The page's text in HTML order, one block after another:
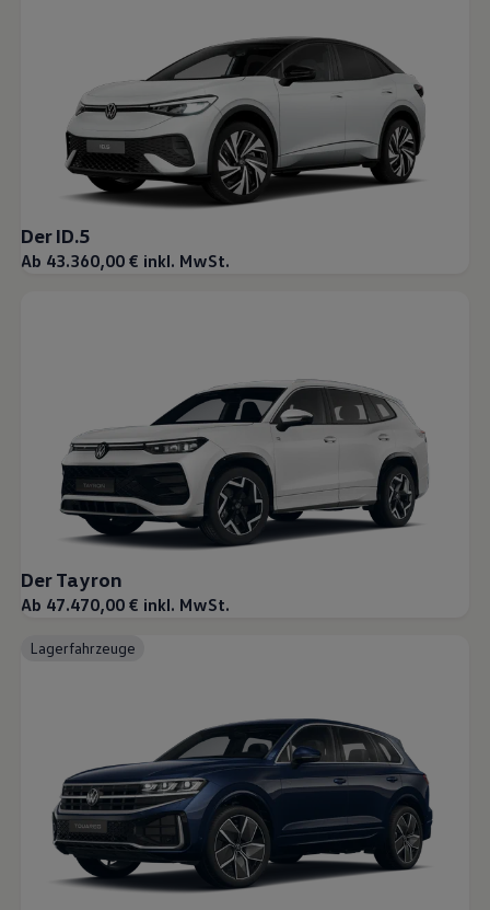
Der ID.5
Ab 43.360,00 € inkl. MwSt.
Der Tayron
Ab 47.470,00 € inkl. MwSt.
Lagerfahrzeuge